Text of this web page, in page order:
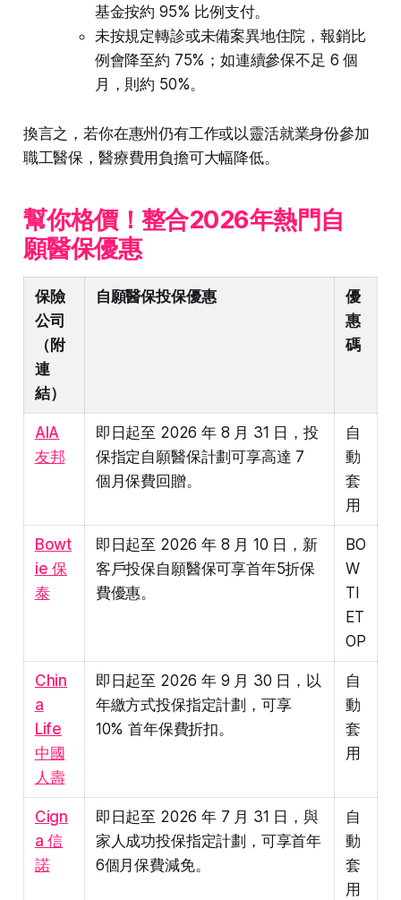
基金按約 95% 比例支付。
未按規定轉診或未備案異地住院，報銷比
例會降至約 75%；如連續參保不足 6 個
月，則約 50%。
換言之，若你在惠州仍有工作或以靈活就業身份參加
職工醫保，醫療費用負擔可大幅降低。
幫你格價！整合2026年熱門自
願醫保優惠
保險
公司
（附
連
結）
自願醫保投保優惠
優
惠
碼
AIA
友邦
即日起至 2026 年 8 月 31 日，投
保指定自願醫保計劃可享高達 7
個月保費回贈。
自
動
套
用
Bowt
ie 保
泰
即日起至 2026 年 8 月 10 日，新
客戶投保自願醫保可享首年5折保
費優惠。
BO
W
TI
ET
OP
Chin
a
Life
中國
人壽
即日起至 2026 年 9 月 30 日，以
年繳方式投保指定計劃，可享
10% 首年保費折扣。
自
動
套
用
Cign
a 信
諾
即日起至 2026 年 7 月 31 日，與
家人成功投保指定計劃，可享首年
6個月保費減免。
自
動
套
用